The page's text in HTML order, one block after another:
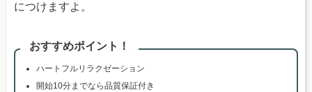
につけますよ。
おすすめポイント！
ハートフルリラクゼーション
開始10分までなら品質保証付き